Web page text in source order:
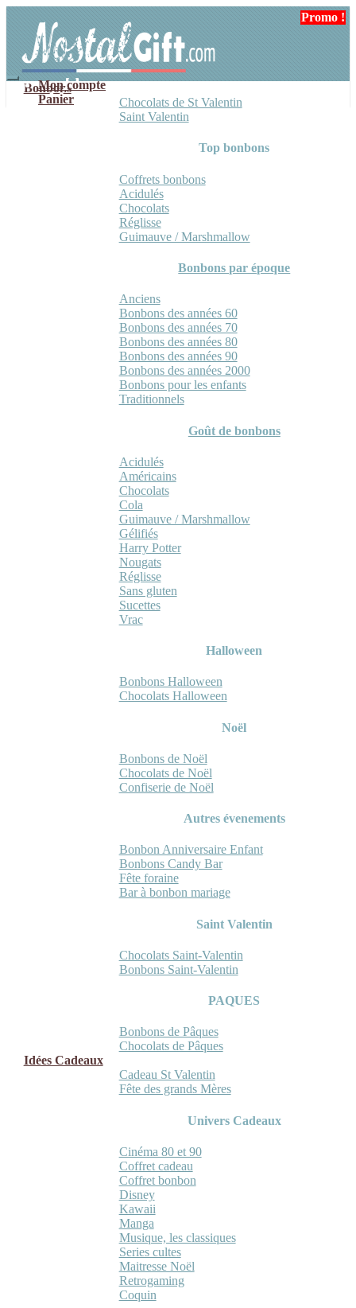
navigation
contenu
Mon compte
Panier
Bonbons
Chocolats de St Valentin
Saint Valentin
Top bonbons
Coffrets bonbons
Acidulés
Chocolats
Réglisse
Guimauve / Marshmallow
Bonbons par époque
Anciens
Bonbons des années 60
Bonbons des années 70
Bonbons des années 80
Bonbons des années 90
Bonbons des années 2000
Bonbons pour les enfants
Traditionnels
Goût de bonbons
Acidulés
Américains
Chocolats
Cola
Guimauve / Marshmallow
Gélifiés
Harry Potter
Nougats
Réglisse
Sans gluten
Sucettes
Vrac
Halloween
Bonbons Halloween
Chocolats Halloween
Noël
Bonbons de Noël
Chocolats de Noël
Confiserie de Noël
Autres évenements
Bonbon Anniversaire Enfant
Bonbons Candy Bar
Fête foraine
Bar à bonbon mariage
Saint Valentin
Chocolats Saint-Valentin
Bonbons Saint-Valentin
PAQUES
Bonbons de Pâques
Chocolats de Pâques
Idées Cadeaux
Cadeau St Valentin
Fête des grands Mères
Univers Cadeaux
Cinéma 80 et 90
Coffret cadeau
Coffret bonbon
Disney
Kawaii
Manga
Musique, les classiques
Series cultes
Maitresse Noël
Retrogaming
Coquin
Promo !